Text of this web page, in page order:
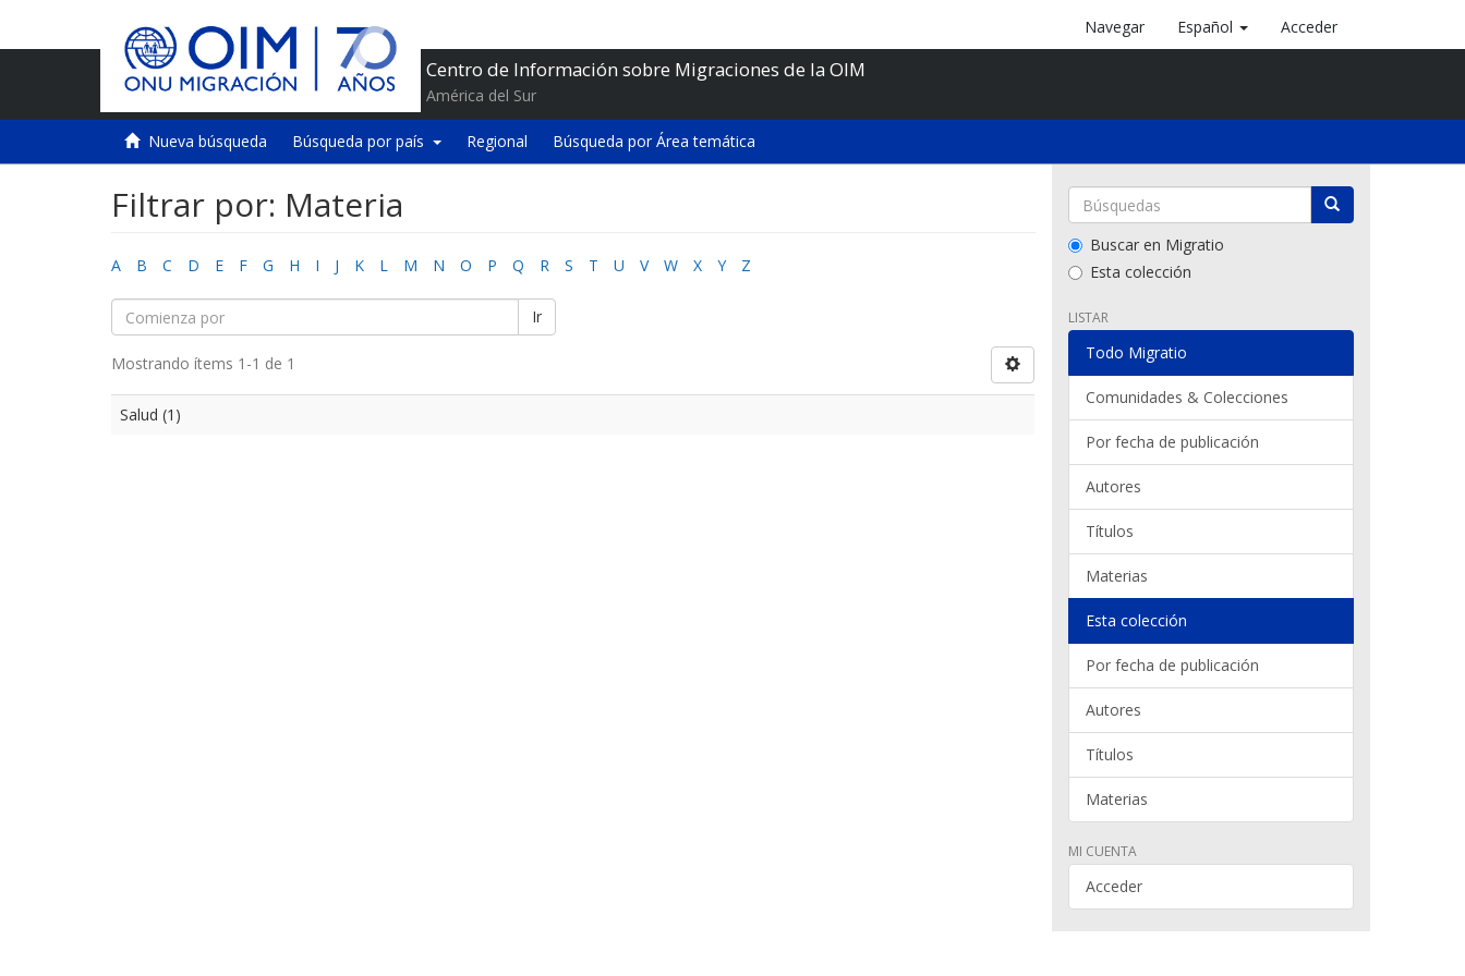
Centro de Información sobre Migraciones de la OIM
América del Sur
Navegar Español Acceder
Nueva búsqueda Búsqueda por país Regional Búsqueda por Área temática
Filtrar por: Materia
A B C D E F G H I J K L M N O P Q R S T U V W X Y Z
Ir
Mostrando ítems 1-1 de 1
Salud (1)
Buscar en Migratio
Esta colección
LISTAR
Todo Migratio
Comunidades & Colecciones
Por fecha de publicación
Autores
Títulos
Materias
Esta colección
Por fecha de publicación
Autores
Títulos
Materias
MI CUENTA
Acceder